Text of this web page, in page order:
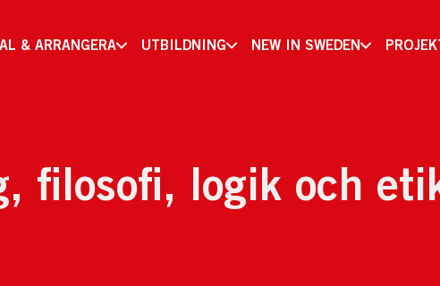
& ARRANGERA UTBILDNING NEW IN SWEDEN
filosofi, logik och